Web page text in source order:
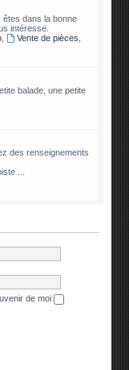
êtes dans la bonne
intéresse.
Vente de pièces
balade, une petite
des renseignements
...
de moi